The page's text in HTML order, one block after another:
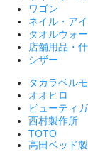
ワゴン
ネイル・ア
タオルウォ
店舗用品・
シザー
タカラベル
オオヒロ
ビューティ
西村製作所
TOTO
高田ベッド